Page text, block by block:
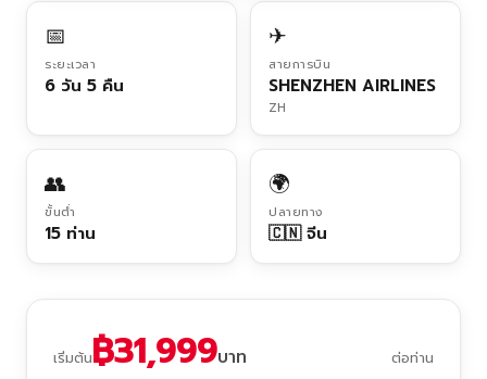
📅
ระยะเวลา
6 วัน 5 คืน
✈
สายการบิน
SHENZHEN AIRLINES
ZH
👥
ขั้นต่ำ
15 ท่าน
🌍
ปลายทาง
🇨🇳 จีน
เริ่มต้น฿31,999บาท ต่อท่าน